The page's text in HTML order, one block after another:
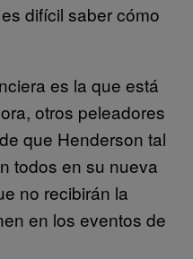
difícil saber cómo
es la que está
otros peleadores
que Henderson tal
todos en su nueva
no recibirán la
en los eventos de